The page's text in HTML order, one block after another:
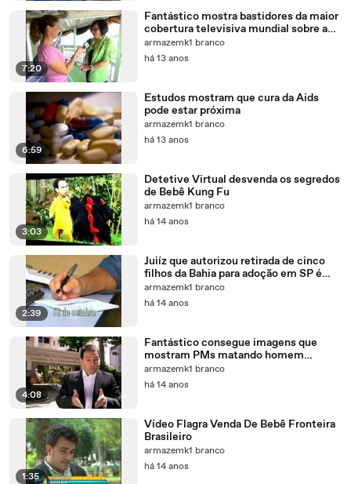
7:20
Fantástico mostra bastidores da maior
cobertura televisiva mundial sobre a
Pororoca
armazemk1 branco
há 13 anos
6:59
Estudos mostram que cura da Aids
pode estar próxima
armazemk1 branco
há 13 anos
3:03
Detetive Virtual desvenda os segredos
de Bebê Kung Fu
armazemk1 branco
há 14 anos
2:39
Juiíz que autorizou retirada de cinco
filhos da Bahia para adoção em SP é
ouvido em CPI
armazemk1 branco
há 14 anos
4:08
Fantástico consegue imagens que
mostram PMs matando homem
desarmado em SP
armazemk1 branco
há 14 anos
1:35
Vídeo Flagra Venda De Bebê Fronteira
Brasileiro
armazemk1 branco
há 14 anos